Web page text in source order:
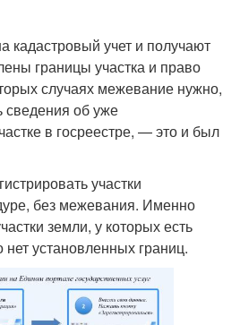
кадастровый учет и получают
границы участка и право
случаях межевание нужно,
сведения об уже
в госреестре, — это и был
участки
без межевания. Именно
земли, у которых есть
установленных границ.